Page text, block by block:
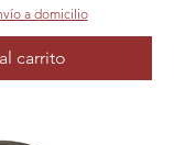
a domicilio
carrito